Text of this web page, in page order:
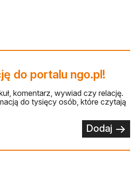
do portalu ngo.pl!
komentarz, wywiad czy relację.
do tysięcy osób, które czytają
Dodaj